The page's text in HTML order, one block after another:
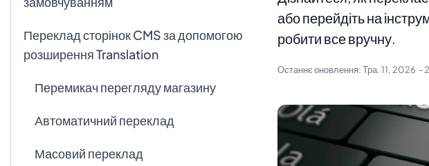
або перейдіть на
робити все вручну.
Останнє оновлення:Тра. 11, 2026 -
Переклад сторінок CMS за допомогою
розширення Translation
Перемикач перегляду магазину
Автоматичний переклад
Масовий переклад